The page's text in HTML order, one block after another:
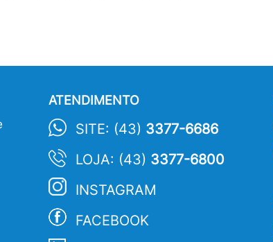
ATENDIMENTO
SITE: (43) 3377-6686
LOJA: (43) 3377-6800
INSTAGRAM
FACEBOOK